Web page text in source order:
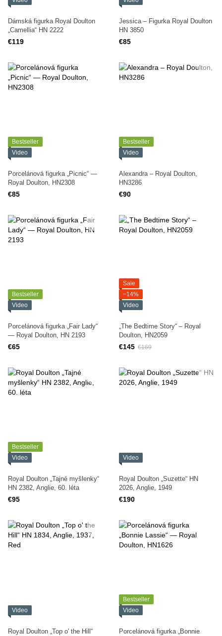
Dámská figurka Royal Doulton
„Camellia“ HN 2222
€119
Jessica – Figurka Royal Doulton
HN 3850
€85
Bestseller
Video
Porcelánová figurka „Picnic“ —
Royal Doulton, HN2308
€85
Bestseller
Video
Alexandra – Royal Doulton,
HN3286
€90
Bestseller
Video
Porcelánová figurka „Fair Lady“
— Royal Doulton, HN 2193
€65
Sale
−14%
Video
„The Bedtime Story“ – Royal
Doulton, HN2059
€145 €169
Bestseller
Video
Royal Doulton „Tajné myšlenky“
HN 2382, Anglie, 60. léta
€95
Video
Royal Doulton „Suzette“ HN
2026, Anglie, 1949
€190
Video
Royal Doulton „Top o' the Hill“
Bestseller
Video
Porcelánová figurka „Bonnie